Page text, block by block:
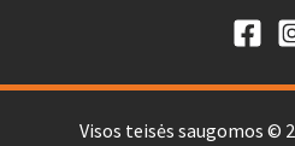
Visos teisės saugomos ©